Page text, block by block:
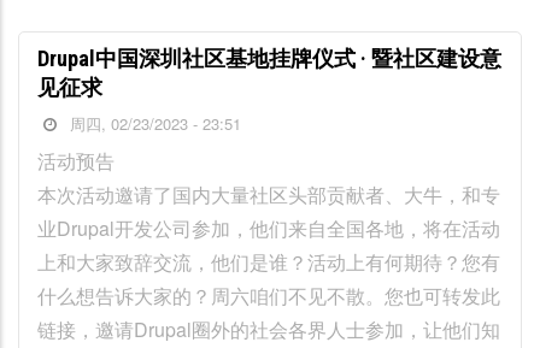
Drupal中国深圳社区基地挂牌仪式 · 暨社区建设意
见征求
周四, 02/23/2023 - 23:51
活动预告
本次活动邀请了国内大量社区头部贡献者、大牛，和专
业Drupal开发公司参加，他们来自全国各地，将在活动
上和大家致辞交流，他们是谁？活动上有何期待？您有
什么想告诉大家的？周六咱们不见不散。您也可转发此
链接，邀请Drupal圈外的社会各界人士参加，让他们知